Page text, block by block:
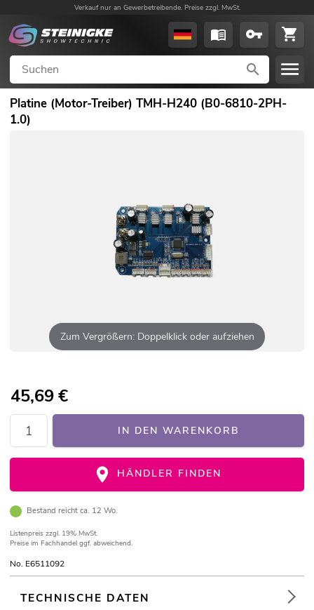
Verkauf nur an Gewerbetreibende. Preise zzgl. MwSt.
Platine (Motor-Treiber) TMH-H240 (B0-6810-2PH-
1.0)
Zum Vergrößern: Doppelklick oder aufziehen
45,69€
IN DEN WARENKORB
HÄNDLER FINDEN
Bestand reicht ca. 12 Wo.
Listenpreis zzgl. 19% MwSt.
Preise im Fachhandel ggf. abweichend.
No. E6511092
TECHNISCHE DATEN